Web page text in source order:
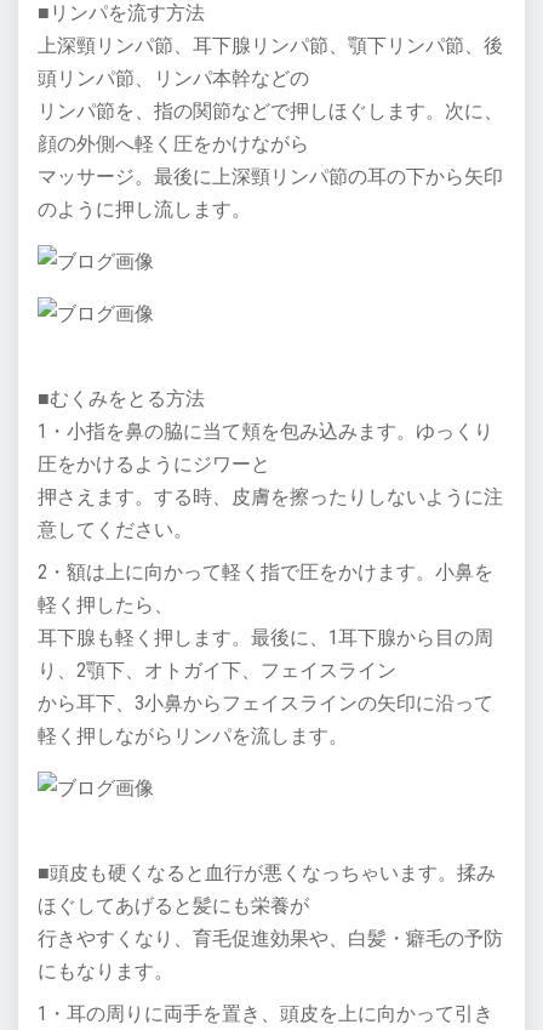
■リンパを流す方法
上深頸リンパ節、耳下腺リンパ節、顎下リンパ節、後
頭リンパ節、リンパ本幹などの
リンパ節を、指の関節などで押しほぐします。次に、
顔の外側へ軽く圧をかけながら
マッサージ。最後に上深頸リンパ節の耳の下から矢印
のように押し流します。
■むくみをとる方法
1・小指を鼻の脇に当て頬を包み込みます。ゆっくり
圧をかけるようにジワーと
押さえます。する時、皮膚を擦ったりしないように注
意してください。
2・額は上に向かって軽く指で圧をかけます。小鼻を
軽く押したら、
耳下腺も軽く押します。最後に、1耳下腺から目の周
り、2顎下、オトガイ下、フェイスライン
から耳下、3小鼻からフェイスラインの矢印に沿って
軽く押しながらリンパを流します。
■頭皮も硬くなると血行が悪くなっちゃいます。揉み
ほぐしてあげると髪にも栄養が
行きやすくなり、育毛促進効果や、白髪・癖毛の予防
にもなります。
1・耳の周りに両手を置き、頭皮を上に向かって引き